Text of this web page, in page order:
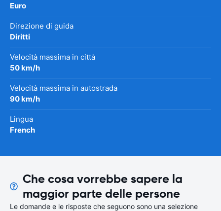
Euro
Direzione di guida
Diritti
Velocità massima in città
50 km/h
Velocità massima in autostrada
90 km/h
Lingua
French
Che cosa vorrebbe sapere la
maggior parte delle persone
Le domande e le risposte che seguono sono una selezione